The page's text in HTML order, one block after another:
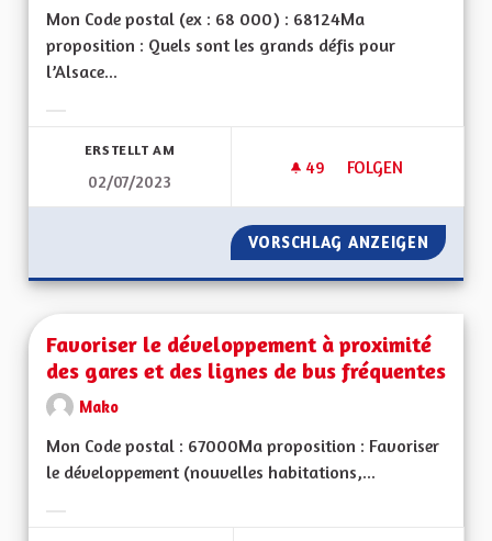
Mon Code postal (ex : 68 000) : 68124Ma
proposition : Quels sont les grands défis pour
l’Alsace...
ERSTELLT AM
02/07/2023
49 49 FOLLOWER
FOLGEN
FAVORISER LES
VORSCHLAG ANZEIGEN
Favoriser le développement à proximité
des gares et des lignes de bus fréquentes
Mako
Mon Code postal : 67000Ma proposition : Favoriser
le développement (nouvelles habitations,...